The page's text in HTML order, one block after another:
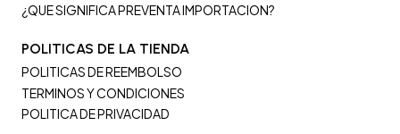
¿QUE SIGNIFICA PREVENTA IMPORTACION?
POLITICAS DE LA TIENDA
POLITICAS DE REEMBOLSO
TERMINOS Y CONDICIONES
POLITICA DE PRIVACIDAD